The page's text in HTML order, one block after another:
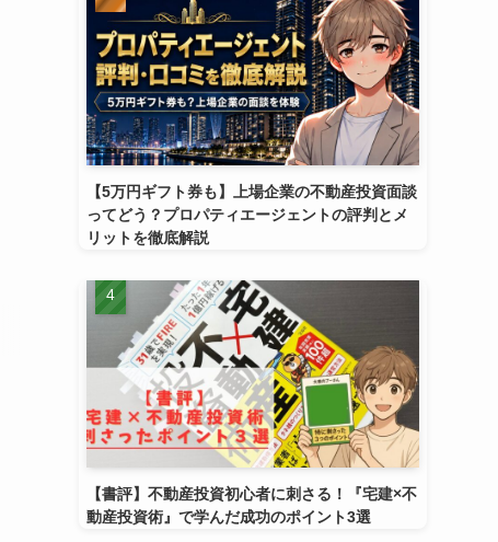
【5万円ギフト券も】上場企業の不動産投資面談
ってどう？プロパティエージェントの評判とメ
リットを徹底解説
【書評】不動産投資初心者に刺さる！『宅建×不
動産投資術』で学んだ成功のポイント3選